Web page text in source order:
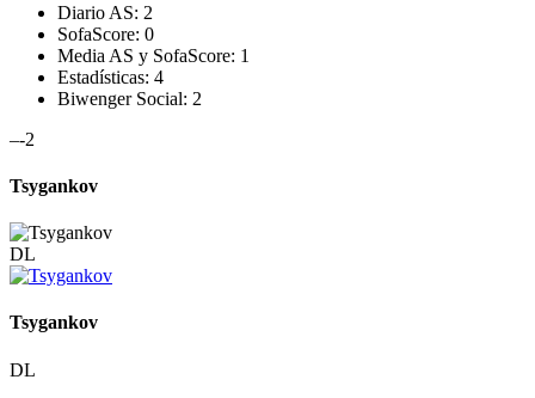
Diario AS: 2
SofaScore: 0
Media AS y SofaScore: 1
Estadísticas: 4
Biwenger Social: 2
–-2
Tsygankov
DL
Tsygankov
DL